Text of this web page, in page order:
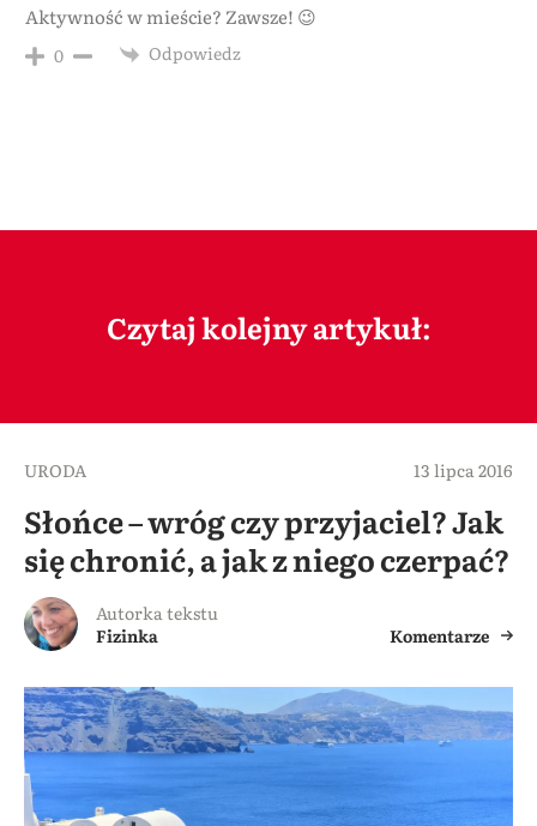
Aktywność w mieście? Zawsze! 😉
0 Odpowiedz
Czytaj kolejny artykuł:
URODA 13 lipca 2016
Słońce – wróg czy przyjaciel? Jak
się chronić, a jak z niego czerpać?
Autorka tekstu
Fizinka
Komentarze